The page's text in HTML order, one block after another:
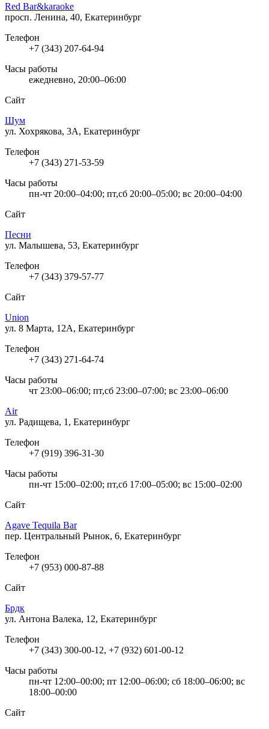
Red Bar&karaoke
просп. Ленина, 40, Екатеринбург
Телефон
+7 (343) 207-64-94
Часы работы
ежедневно, 20:00–06:00
Сайт
Шум
ул. Хохрякова, 3А, Екатеринбург
Телефон
+7 (343) 271-53-59
Часы работы
пн-чт 20:00–04:00; пт,сб 20:00–05:00; вс 20:00–04:00
Сайт
Песни
ул. Малышева, 53, Екатеринбург
Телефон
+7 (343) 379-57-77
Сайт
Union
ул. 8 Марта, 12А, Екатеринбург
Телефон
+7 (343) 271-64-74
Часы работы
чт 23:00–06:00; пт,сб 23:00–07:00; вс 23:00–06:00
Air
ул. Радищева, 1, Екатеринбург
Телефон
+7 (919) 396-31-30
Часы работы
пн-чт 15:00–02:00; пт,сб 17:00–05:00; вс 15:00–02:00
Сайт
Agave Tequila Bar
пер. Центральный Рынок, 6, Екатеринбург
Телефон
+7 (953) 000-87-88
Сайт
Брдк
ул. Антона Валека, 12, Екатеринбург
Телефон
+7 (343) 300-00-12, +7 (932) 601-00-12
Часы работы
пн-чт 12:00–00:00; пт 12:00–06:00; сб 18:00–06:00; вс
18:00–00:00
Сайт